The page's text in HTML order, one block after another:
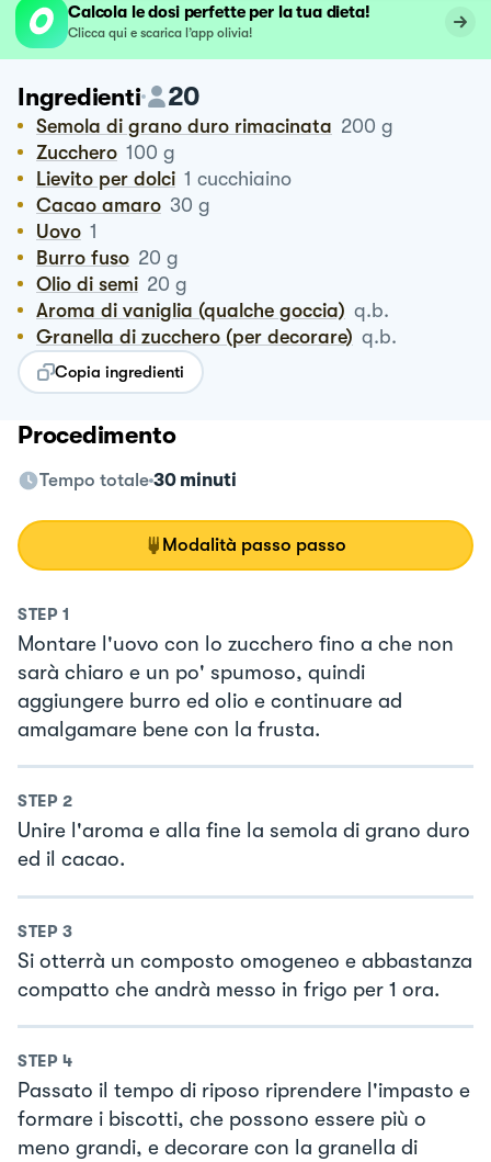
Calcola le dosi perfette per la tua dieta!
Clicca qui e scarica l’app olivia!
Ingredienti 20
Semola di grano duro rimacinata 200 g
Zucchero 100 g
Lievito per dolci 1 cucchiaino
Cacao amaro 30 g
Uovo 1
Burro fuso 20 g
Olio di semi 20 g
Aroma di vaniglia (qualche goccia) q.b.
Granella di zucchero (per decorare) q.b.
Copia ingredienti
Procedimento
Tempo totale 30 minuti
Modalità passo passo
STEP 1
Montare l'uovo con lo zucchero fino a che non
sarà chiaro e un po' spumoso, quindi
aggiungere burro ed olio e continuare ad
amalgamare bene con la frusta.
STEP 2
Unire l'aroma e alla fine la semola di grano duro
ed il cacao.
STEP 3
Si otterrà un composto omogeneo e abbastanza
compatto che andrà messo in frigo per 1 ora.
STEP 4
Passato il tempo di riposo riprendere l'impasto e
formare i biscotti, che possono essere più o
meno grandi, e decorare con la granella di